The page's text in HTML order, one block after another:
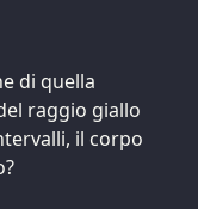
di quella
raggio giallo
il corpo